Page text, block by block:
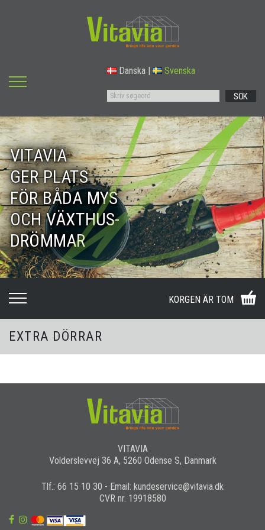
Danska Svenska
SÖK
VITAVIA
GER PLATS
FÖR BÅDA MYS
OCH VÄXTHUS-
DRÖMMAR
KORGEN ÄR TOM
EXTRA DÖRRAR
VITAVIA
Volderslevvej 36 A, 5260 Odense S, Danmark
Tlf.: 66 15 10 30 - Email: kundeservice@vitavia.dk
CVR nr. 19918580